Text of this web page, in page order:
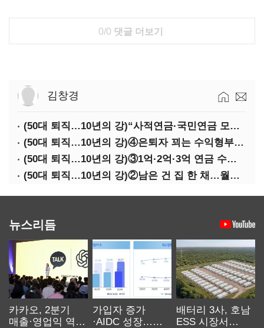
0/0 댓글 더보기
김창경
(50대 퇴직…10년의 강)“사적연금·국민연금 모두 당겨서 수령해야”
(50대 퇴직…10년의 강)④은퇴자 꾀는 수익형부동산·전업투자·편의점 창업
(50대 퇴직…10년의 강)③1억·2억·3억 연금 수령 전략
(50대 퇴직…10년의 강)②남은 건 집 한 채…월세 vs 배당 vs 주택연금
뉴스리듬
카카오, 2분기
매출·영업익 역대
가입자 증가
·AIDC 성장…
배터리 3사, 호남
ESS 시장서